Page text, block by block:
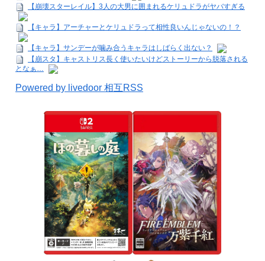
【崩壊スターレイル】3人の大男に囲まれるケリュドラがヤバすぎる
【キャラ】アーチャーとケリュドラって相性良いんじゃないの！？
【キャラ】サンデーが噛み合うキャラはしばらく出ない？
【崩スタ】キャストリス長く使いたいけどストーリーから脱落される
となぁ…
Powered by livedoor 相互RSS